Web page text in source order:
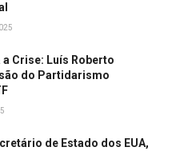
Crise: Luís Roberto
do Partidarismo
de Estado dos EUA,